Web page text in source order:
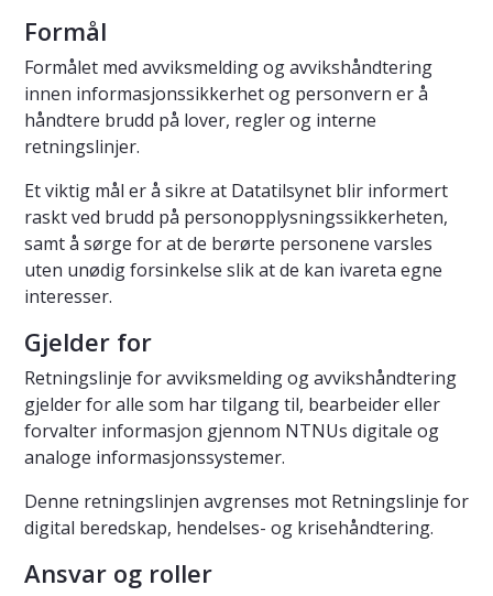
Formål
Formålet med avviksmelding og avvikshåndtering
innen informasjonssikkerhet og personvern er å
håndtere brudd på lover, regler og interne
retningslinjer.
Et viktig mål er å sikre at Datatilsynet blir informert
raskt ved brudd på personopplysningssikkerheten,
samt å sørge for at de berørte personene varsles
uten unødig forsinkelse slik at de kan ivareta egne
interesser.
Gjelder for
Retningslinje for avviksmelding og avvikshåndtering
gjelder for alle som har tilgang til, bearbeider eller
forvalter informasjon gjennom NTNUs digitale og
analoge informasjonssystemer.
Denne retningslinjen avgrenses mot Retningslinje for
digital beredskap, hendelses- og krisehåndtering.
Ansvar og roller